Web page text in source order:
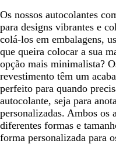
Os nossos autocolantes
para designs vibrantes e
colá-los em embalagens,
que queira colocar a sua
opção mais minimalista?
revestimento têm um
perfeito para quando
autocolante, seja para
personalizadas. Ambos os
diferentes formas e
forma personalizada para